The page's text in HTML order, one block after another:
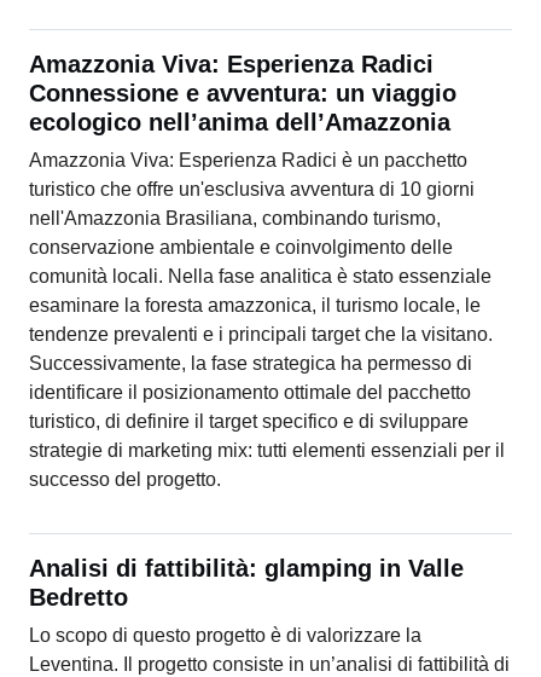
Amazzonia Viva: Esperienza Radici
Connessione e avventura: un viaggio
ecologico nell’anima dell’Amazzonia
Amazzonia Viva: Esperienza Radici è un pacchetto
turistico che offre un'esclusiva avventura di 10 giorni
nell'Amazzonia Brasiliana, combinando turismo,
conservazione ambientale e coinvolgimento delle
comunità locali. Nella fase analitica è stato essenziale
esaminare la foresta amazzonica, il turismo locale, le
tendenze prevalenti e i principali target che la visitano.
Successivamente, la fase strategica ha permesso di
identificare il posizionamento ottimale del pacchetto
turistico, di definire il target specifico e di sviluppare
strategie di marketing mix: tutti elementi essenziali per il
successo del progetto.
Analisi di fattibilità: glamping in Valle
Bedretto
Lo scopo di questo progetto è di valorizzare la
Leventina. Il progetto consiste in un’analisi di fattibilità di